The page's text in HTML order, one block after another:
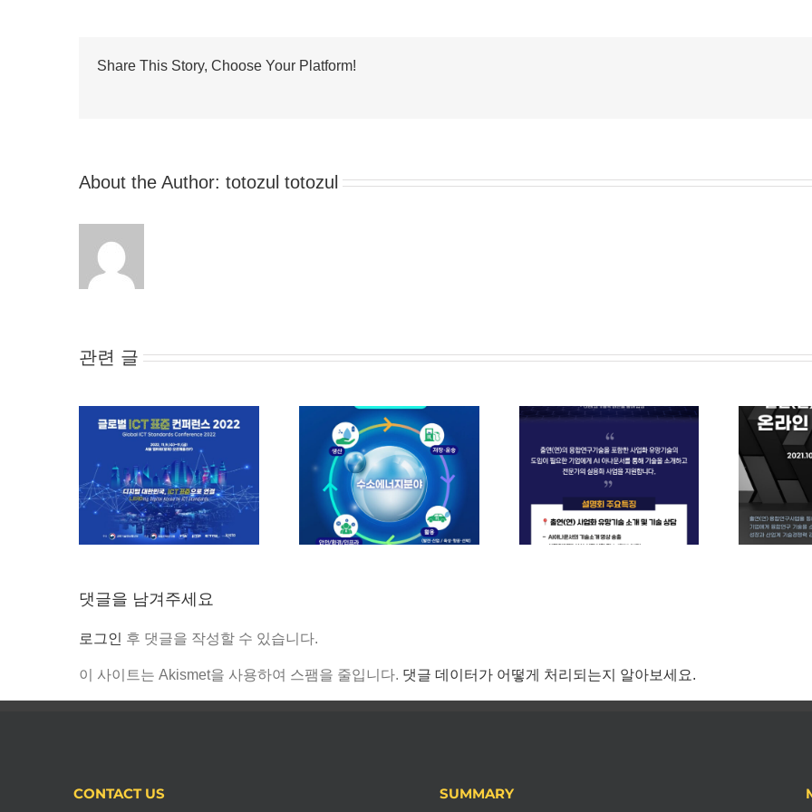
Share This Story, Choose Your Platform!
About the Author: totozul totozul
관련 글
NST-정부출연연구기
관 사업화 유망기술페
어 2022 : (1차 :수소에
너지분야) 온라인3D가
상 전시관 오픈
NST 2차 – 출연(연) 사
업화 유망기술 AI온라
인 기술설명회 : 온라
인3D가상 전시관 오픈
출연연 융합기술 사업
화 유망기술 온라인 전
시회 : 온라인3D가상
전시관 오픈
댓글을 남겨주세요
로그인 후 댓글을 작성할 수 있습니다.
이 사이트는 Akismet을 사용하여 스팸을 줄입니다. 댓글 데이터가 어떻게 처리되는지 알아보세요.
CONTACT US SUMMARY